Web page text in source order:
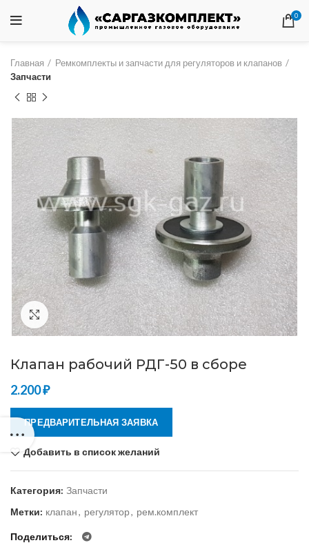
0
Главная
Ремкомплекты и запчасти для регуляторов и клапанов
Запчасти
Нажмите, чтобы увеличить
Клапан рабочий РДГ-50 в сборе
2.200₽
ПРЕДВАРИТЕЛЬНАЯ ЗАЯВКА
Добавить в список желаний
Категория: Запчасти
Метки: клапан, регулятор, рем.комплект
Поделиться